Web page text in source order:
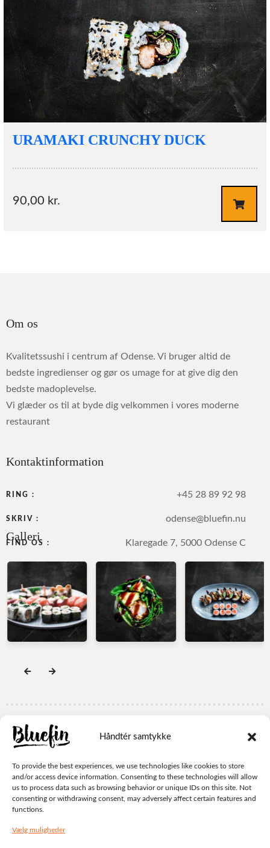
Håndtér samtykke
To provide the best experiences, we use technologies like cookies to store
and/or access device information. Consenting to these technologies will allow
us to process data such as browsing behavior or unique IDs on this site. Not
consenting or withdrawing consent, may adversely affect certain features and
functions.
Vælg muligheder
URAMAKI CRUNCHY DUCK
90,00 kr.
Om os
Kvalitetssushi i centrum af Odense. Vi bruger altid de
bedste ingredienser og gør os umage for at give dig den
bedste madoplevelse.
Vi glæder os til at byde dig velkommen i vores moderne
restaurant
Kontaktinformation
RING : +45 28 89 92 98
SKRIV : odense@bluefin.nu
FIND OS : Klaregade 7, 5000 Odense C
Galleri
© Bluefin 2024 . All rights reserved.
TILBAGE TIL TOPPEN